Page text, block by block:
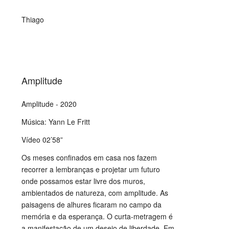
Thiago
Amplitude
Amplitude - 2020
Música: Yann Le Fritt
Vídeo 02’58”
Os meses confinados em casa nos fazem
recorrer a lembranças e projetar um futuro
onde possamos estar livre dos muros,
ambientados de natureza, com amplitude. As
paisagens de alhures ficaram no campo da
memória e da esperança. O curta-metragem é